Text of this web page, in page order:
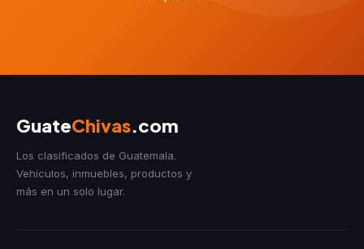
GuateChivas.com
Los clasificados de Guatemala.
Vehículos, inmuebles, productos y
más en un solo lugar.